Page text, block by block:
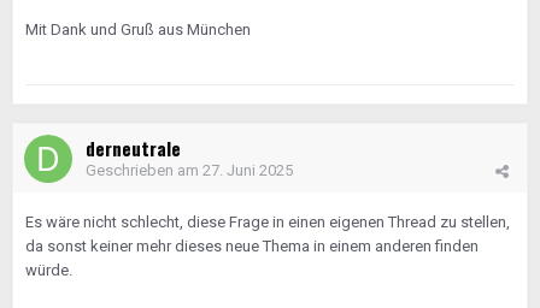
Mit Dank und Gruß aus München
derneutrale
Geschrieben am 27. Juni 2025
Es wäre nicht schlecht, diese Frage in einen eigenen Thread zu stellen,
da sonst keiner mehr dieses neue Thema in einem anderen finden
würde.